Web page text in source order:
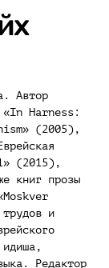
Автор
Harness:
(2005),
(2015),
книг прозы
и
идиша,
Редактор